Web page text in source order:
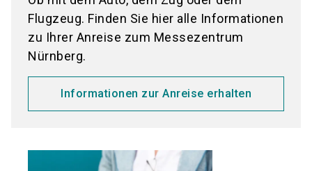
Flugzeug. Finden Sie hier alle Informationen
zu Ihrer Anreise zum Messezentrum
Nürnberg.
Informationen zur Anreise erhalten